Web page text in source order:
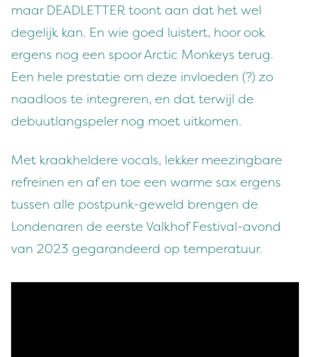
maar DEADLETTER toont aan dat het wel
degelijk kan. En wie goed luistert, hoor ook
ergens nog een spoor Arctic Monkeys terug.
Een hele prestatie om deze invloeden (?) zo
naadloos te integreren, en dat terwijl de
debuutlangspeler nog moet uitkomen.
Met kraakheldere vocals, lekker meezingbare
refreinen en af en toe een warme sax ergens
tussen alle postpunk-geweld brengen de
Londenaren de eerste Valkhof Festival-avond
van 2023 gegarandeerd op temperatuur.